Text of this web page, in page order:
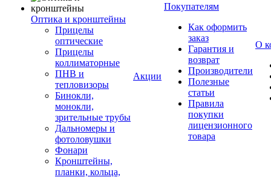
Оптика и кронштейны
Прицелы
оптические
Прицелы
коллиматорные
ПНВ и
тепловизоры
Бинокли,
монокли,
зрительные трубы
Дальномеры и
фотоловушки
Фонари
Кронштейны,
планки, кольца,
Акции
Покупателям
Как оформить
заказ
Гарантия и
возврат
Производители
Полезные
статьи
Правила
покупки
лицензионного
товара
О